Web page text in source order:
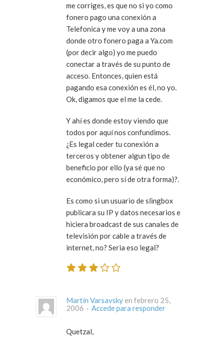
me corriges, es que no si yo como
fonero pago una conexión a
Telefonica y me voy a una zona
donde otro fonero paga a Ya.com
(por decir algo) yo me puedo
conectar a través de su punto de
acceso. Entonces, quien está
pagando esa conexión es él, no yo.
Ok, digamos que el me la cede.
Y ahí es donde estoy viendo que
todos por aquí nos confundimos.
¿Es legal ceder tu conexión a
terceros y obtener algun tipo de
beneficio por ello (ya sé que no
económico, pero sí de otra forma)?.
Es como si un usuario de slingbox
publicara su IP y datos necesarios e
hiciera broadcast de sus canales de
televisión por cable a través de
internet, no? Seria eso legal?
Martín Varsavsky en febrero 25,
2006 · Accede para responder
Quetzal,